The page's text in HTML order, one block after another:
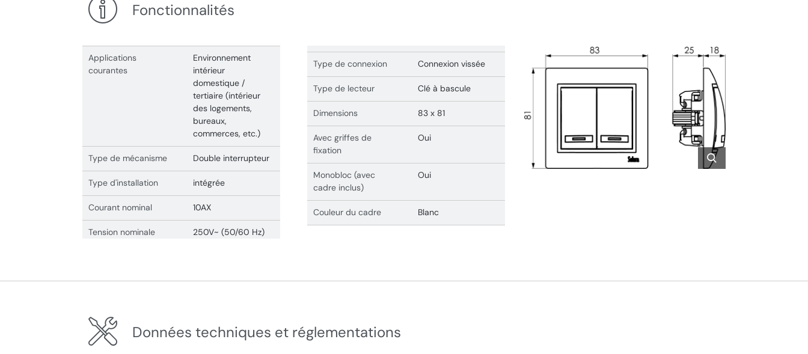
Fonctionnalités
Applications
courantes
Environnement
intérieur
domestique /
tertiaire (intérieur
des logements,
bureaux,
commerces, etc.)
Type de mécanisme Double interrupteur
Type d'installation intégrée
Courant nominal 10AX
Tension nominale 250V~ (50/60 Hz)
Type de connexion Connexion vissée
Type de lecteur Clé à bascule
Dimensions 83 x 81
Avec griffes de
fixation
Oui
Monobloc (avec
cadre inclus)
Oui
Couleur du cadre Blanc
Données techniques et réglementations